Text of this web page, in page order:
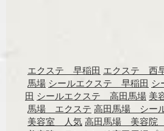
エクステ 早稲田 エクステ 西
馬場 シールエクステ 早稲田 シ
田 シールエクステ 高田馬場 美
馬場 エクステ 高田馬場 シー
美容室 人気 高田馬場 美容院